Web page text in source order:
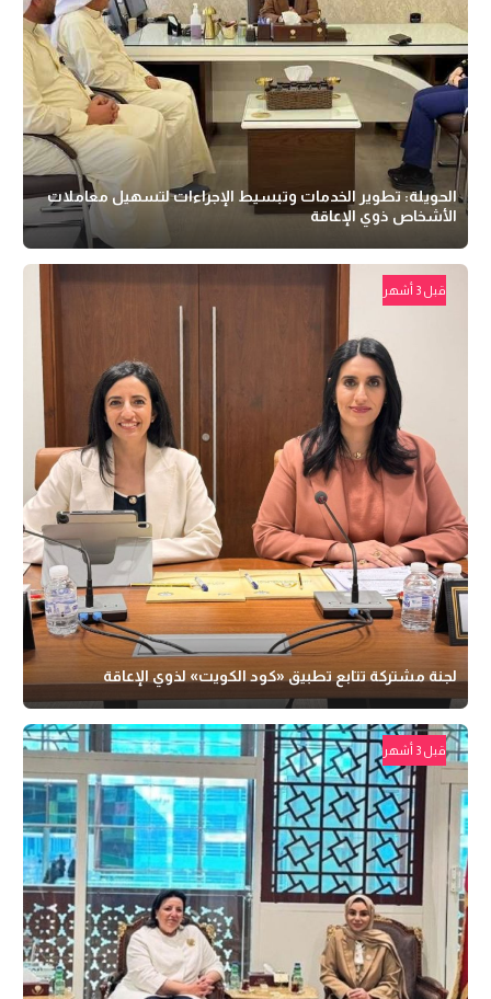
الحويلة: تطوير الخدمات وتبسيط الإجراءات لتسهيل معاملات
الأشخاص ذوي الإعاقة
قبل 3 أشهر
لجنة مشتركة تتابع تطبيق «كود الكويت» لذوي الإعاقة
قبل 3 أشهر